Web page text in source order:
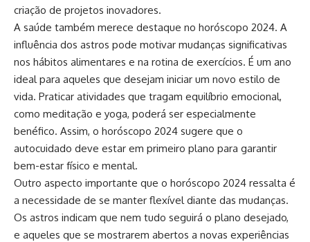
criação de projetos inovadores.
A saúde também merece destaque no horóscopo 2024. A
influência dos astros pode motivar mudanças significativas
nos hábitos alimentares e na rotina de exercícios. É um ano
ideal para aqueles que desejam iniciar um novo estilo de
vida. Praticar atividades que tragam equilíbrio emocional,
como meditação e yoga, poderá ser especialmente
benéfico. Assim, o horóscopo 2024 sugere que o
autocuidado deve estar em primeiro plano para garantir
bem-estar físico e mental.
Outro aspecto importante que o horóscopo 2024 ressalta é
a necessidade de se manter flexível diante das mudanças.
Os astros indicam que nem tudo seguirá o plano desejado,
e aqueles que se mostrarem abertos a novas experiências